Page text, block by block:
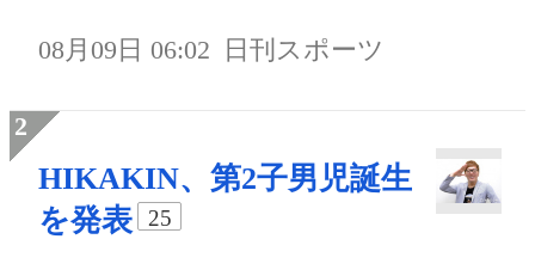
08月09日 06:02 日刊スポーツ
HIKAKIN、第2子男児誕生
を発表
25